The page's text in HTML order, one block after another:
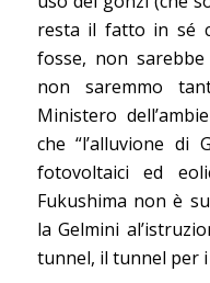
resta il fatto in sé
fosse, non sarebbe
non saremmo
Ministero
che “l’alluvione di
fotovoltaici ed
Fukushima non è
la Gelmini
tunnel, il tunnel per